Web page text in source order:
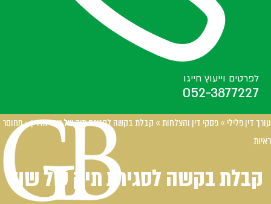
לפרטים וייעוץ חייגו
052-3877227
עורך דין פלילי»פסקי דין והצלחות» קבלת בקשה לסגירת תיק של שוד מזויין – מחוסר
ראיות
קבלת בקשה לסגירת תיק של שוד